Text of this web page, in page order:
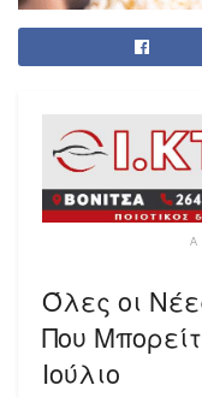
Όλες οι
Που
Ιούλιο